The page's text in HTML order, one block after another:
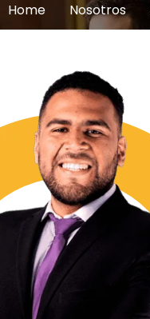
Home Nosotros